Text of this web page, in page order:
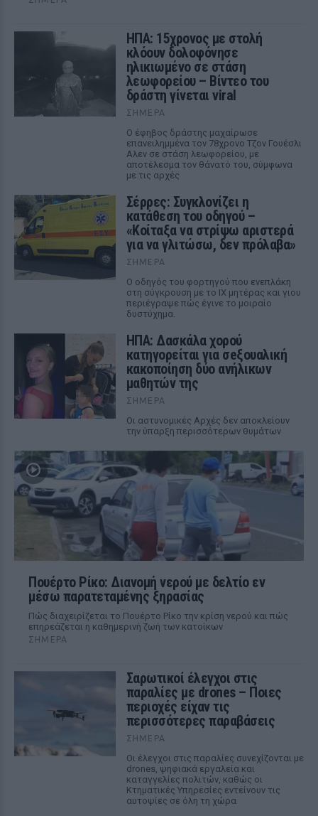
ΗΠΑ: 15χρονος με στολή
κλόουν δολοφόνησε
ηλικιωμένο σε στάση
λεωφορείου – Βίντεο του
δράστη γίνεται viral
ΣΉΜΕΡΑ
Ο έφηβος δράστης μαχαίρωσε
επανειλημμένα τον 78χρονο Τζον Γουέσλι
Αλεν σε στάση λεωφορείου, με
αποτέλεσμα τον θάνατό του, σύμφωνα
με τις αρχές
Σέρρες: Συγκλονίζει η
κατάθεση του οδηγού –
«Κοίταξα να στρίψω αριστερά
για να γλιτώσω, δεν πρόλαβα»
ΣΉΜΕΡΑ
Ο οδηγός του φορτηγού που ενεπλάκη
στη σύγκρουση με το ΙΧ μητέρας και γιου
περιέγραψε πώς έγινε το μοιραίο
δυστύχημα.
ΗΠΑ: Δασκάλα χορού
κατηγορείται για σeξουαλική
κακοποίηση δύο ανήλικων
μαθητών της
ΣΉΜΕΡΑ
Οι αστυνομικές Αρχές δεν αποκλείουν
την ύπαρξη περισσότερων θυμάτων
Πουέρτο Ρίκο: Διανομή νερού με δελτίο εν
μέσω παρατεταμένης ξηρασίας
Πώς διαχειρίζεται το Πουέρτο Ρίκο την κρίση νερού και πώς
επηρεάζεται η καθημερινή ζωή των κατοίκων
ΣΉΜΕΡΑ
Σαρωτικοί έλεγχοι στις
παραλίες με drones – Ποιες
περιοχές είχαν τις
περισσότερες παραβάσεις
ΣΉΜΕΡΑ
Οι έλεγχοι στις παραλίες συνεχίζονται με
drones, ψηφιακά εργαλεία και
καταγγελίες πολιτών, καθώς οι
Κτηματικές Υπηρεσίες εντείνουν τις
αυτοψίες σε όλη τη χώρα